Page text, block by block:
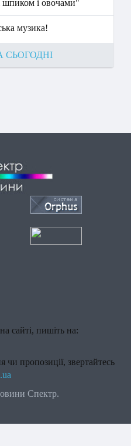
шпиком і овочами"
музика!
СЬОГОДНІ
сайті, пишіть на:
пропозиції, звертайтесь
Спектр.